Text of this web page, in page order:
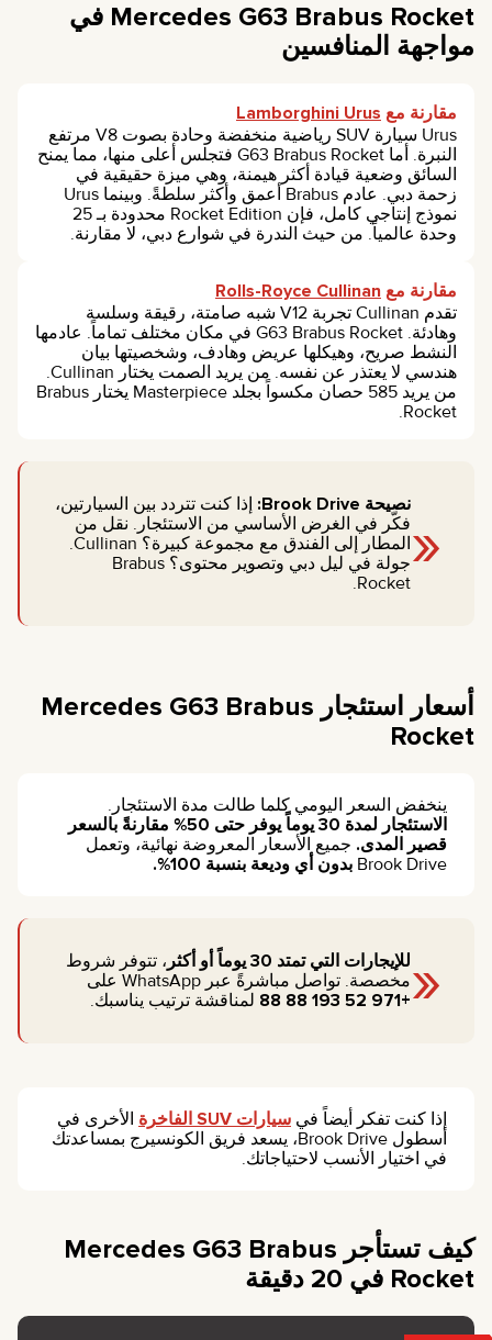
Mercedes G63 Brabus Rocket في
مواجهة المنافسين
مقارنة مع Lamborghini Urus
Urus سيارة SUV رياضية منخفضة وحادة بصوت V8 مرتفع
النبرة. أما G63 Brabus Rocket فتجلس أعلى منها، مما يمنح
السائق وضعية قيادة أكثر هيمنة، وهي ميزة حقيقية في
زحمة دبي. عادم Brabus أعمق وأكثر سلطةً. وبينما Urus
نموذج إنتاجي كامل، فإن Rocket Edition محدودة بـ 25
وحدة عالمياً. من حيث الندرة في شوارع دبي، لا مقارنة.
مقارنة مع Rolls-Royce Cullinan
تقدم Cullinan تجربة V12 شبه صامتة، رقيقة وسلسة
وهادئة. G63 Brabus Rocket في مكان مختلف تماماً. عادمها
النشط صريح، وهيكلها عريض وهادف، وشخصيتها بيان
هندسي لا يعتذر عن نفسه. من يريد الصمت يختار Cullinan.
من يريد 585 حصان مكسواً بجلد Masterpiece يختار Brabus
Rocket.
«نصيحة Brook Drive:
إذا كنت تتردد بين السيارتين،
فكّر في الغرض الأساسي من الاستئجار. نقل من
المطار إلى الفندق مع مجموعة كبيرة؟ Cullinan.
جولة في ليل دبي وتصوير محتوى؟ Brabus
Rocket.
أسعار استئجار Mercedes G63 Brabus
Rocket
ينخفض السعر اليومي كلما طالت مدة الاستئجار.
الاستئجار لمدة 30 يوماً يوفر حتى 50% مقارنةً بالسعر
قصير المدى. جميع الأسعار المعروضة نهائية، وتعمل
Brook Drive بدون أي وديعة بنسبة 100%.
«للإيجارات التي تمتد 30 يوماً أو أكثر
، تتوفر شروط
مخصصة. تواصل مباشرةً عبر WhatsApp على
+971 52 193 88 88
لمناقشة ترتيب يناسبك.
إذا كنت تفكر أيضاً في سيارات SUV الفاخرة
الأخرى في
أسطول Brook Drive، يسعد فريق الكونسيرج بمساعدتك
في اختيار الأنسب لاحتياجاتك.
كيف تستأجر Mercedes G63 Brabus
Rocket في 20 دقيقة